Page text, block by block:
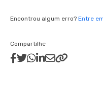
Encontrou algum erro? Entre
Compartilhe